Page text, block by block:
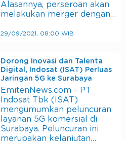
Alasannya, perseroan akan
melakukan merger dengan…
29/09/2021, 08:00 WIB
Dorong Inovasi dan Talenta
Digital, Indosat (ISAT) Perluas
Jaringan 5G ke Surabaya
EmitenNews.com - PT
Indosat Tbk (ISAT)
mengumumkan peluncuran
layanan 5G komersial di
Surabaya. Peluncuran ini
merupakan kelanjutan…